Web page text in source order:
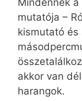
mutatója –
kismutató és
akkor van
harangok.